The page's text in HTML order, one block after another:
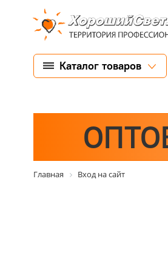
Каталог товаров
Главная Вход на сайт